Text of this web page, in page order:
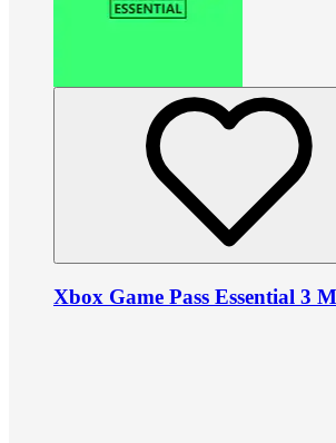
Xbox Game Pass Essential 3